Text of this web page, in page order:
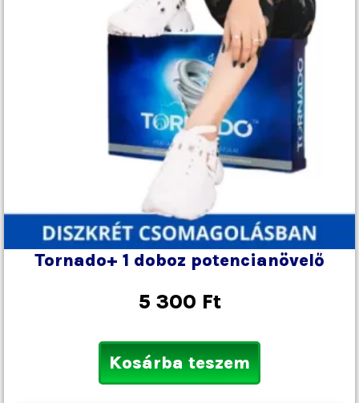
Tornado+ 1 doboz potencianövelő
5 300 Ft
Kosárba teszem